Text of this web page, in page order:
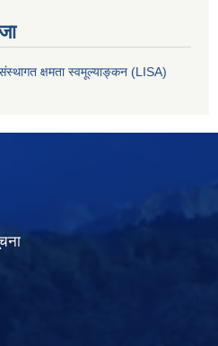
क्षमता स्वमूल्याङ्कन (LISA)